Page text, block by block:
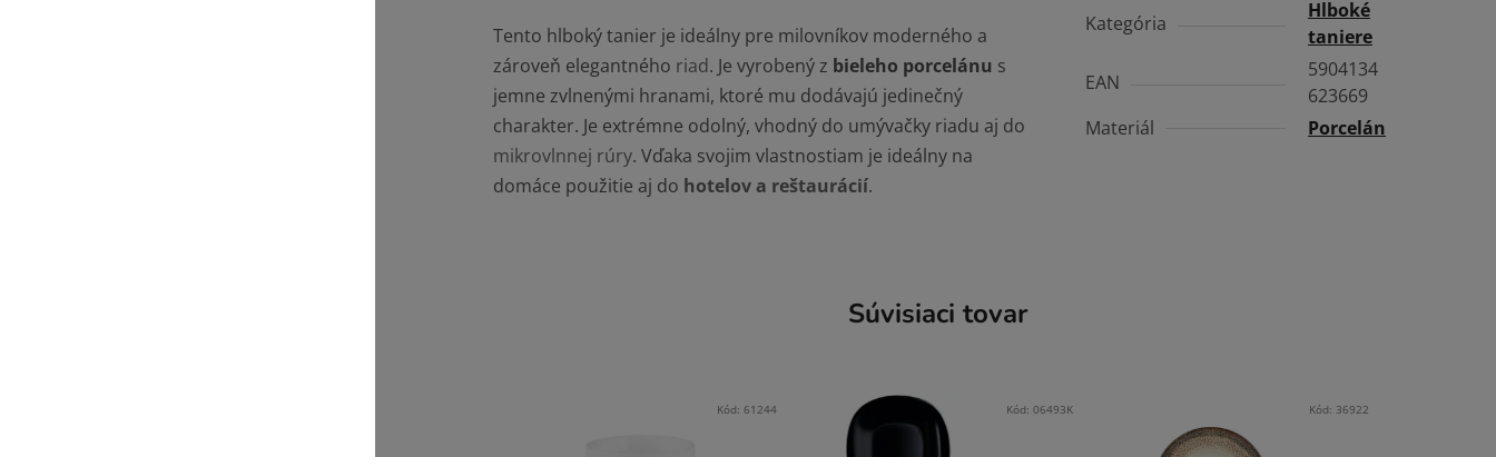
Tento hlboký tanier je ideálny pre milovníkov moderného a
zároveň elegantného riad. Je vyrobený z bieleho porcelánu s
jemne zvlnenými hranami, ktoré mu dodávajú jedinečný
charakter. Je extrémne odolný, vhodný do umývačky riadu aj do
mikrovlnnej rúry. Vďaka svojim vlastnostiam je ideálny na
domáce použitie aj do hotelov a reštaurácií.
Kategória
Hlboké
taniere
EAN
5904134
623669
Materiál
Porcelán
Súvisiaci tovar
Kód: 61244 Kód: 06493K Kód: 36922